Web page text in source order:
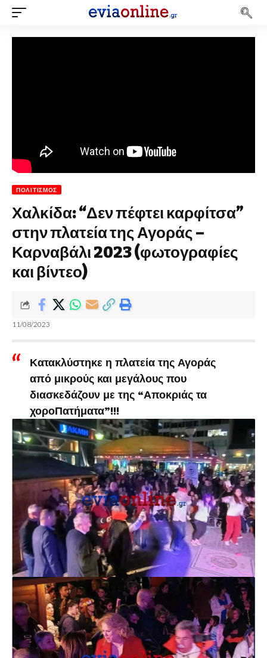
ΠΟΛΙΤΙΣΜΌΣ
Χαλκίδα: “Δεν πέφτει καρφίτσα”
στην πλατεία της Αγοράς –
Καρναβάλι 2023 (φωτογραφίες
και βίντεο)
11/08/2023
Κατακλύστηκε η πλατεία της Αγοράς
από μικρούς και μεγάλους που
διασκεδάζουν με της “Αποκριάς τα
χοροΠατήματα”!!!